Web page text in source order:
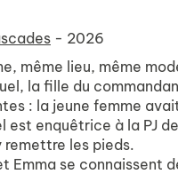
- 2026
même lieu, même
la fille du
: la jeune femme
est enquêtrice à la PJ
remettre les pieds.
Emma se connaissent